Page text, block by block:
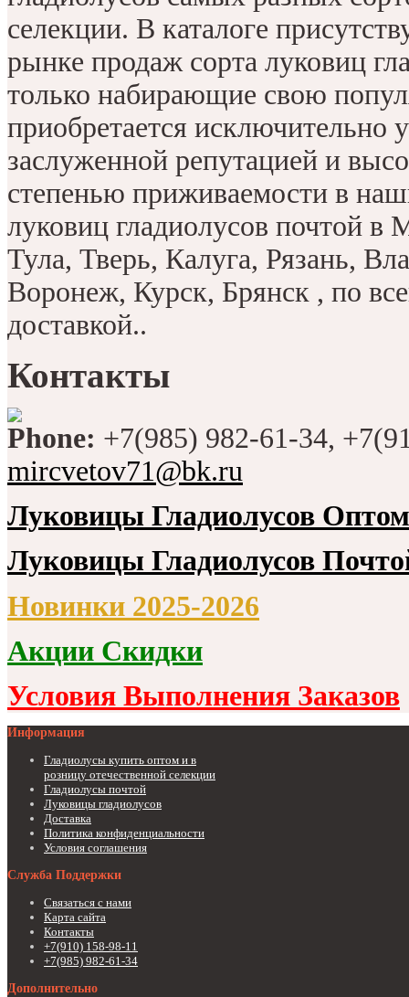
селекции. В каталоге
рынке продаж сорта луковиц
только набирающие свою
приобретается исключительно
заслуженной репутацией и
степенью приживаемости в
луковиц гладиолусов почтой
Тула, Тверь, Калуга, Рязань,
Воронеж, Курск, Брянск , по
доставкой..
Контакты
Phone: +7(985) 982-61-34,
mircvetov71@bk.ru
Луковицы Гладиолусов Оптом
Луковицы Гладиолусов
Новинки 2025-2026
Акции Скидки
Условия Выполнения Заказов
Информация
Гладиолусы купить оптом и в
розницу отечественной селекции
Гладиолусы почтой
Луковицы гладиолусов
Доставка
Политика конфиденциальности
Условия соглашения
Служба Поддержки
Связаться с нами
Карта сайта
Контакты
+7(910) 158-98-11
+7(985) 982-61-34
Дополнительно